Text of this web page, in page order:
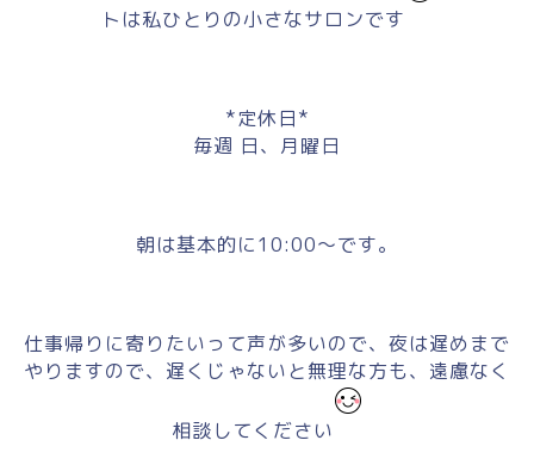
トは私ひとりの小さなサロンです
*定休日*
毎週 日、月曜日
朝は基本的に10:00～です。
仕事帰りに寄りたいって声が多いので、夜は遅めまで
やりますので、遅くじゃないと無理な方も、遠慮なく
相談してください